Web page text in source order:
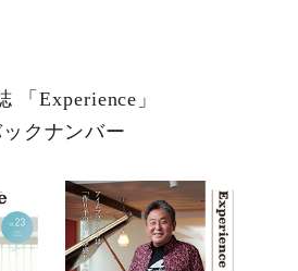
「Experience」
クナンバー